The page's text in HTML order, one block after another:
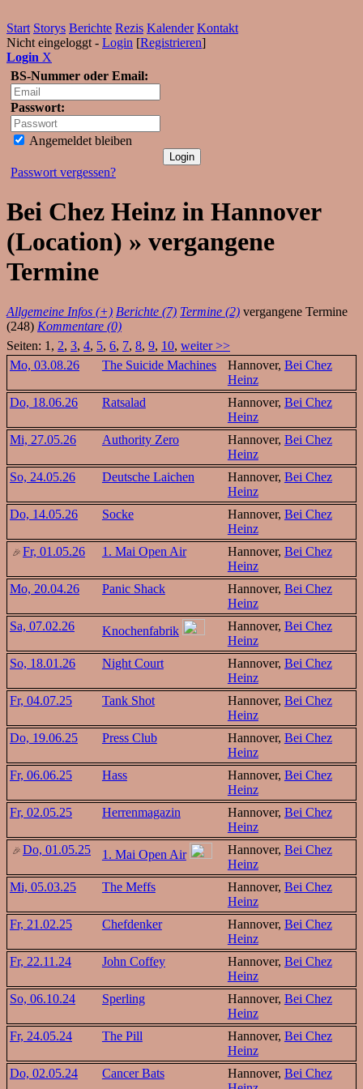
Start Storys Berichte Rezis Kalender Kontakt
Nicht eingeloggt - Login [Registrieren]
Login X
BS-Nummer oder Email:
Passwort:
Angemeldet bleiben
Passwort vergessen?
Bei Chez Heinz in Hannover
(Location) » vergangene
Termine
Allgemeine Infos (+) Berichte (7) Termine (2) vergangene Termine
(248) Kommentare (0)
Seiten: 1, 2, 3, 4, 5, 6, 7, 8, 9, 10, weiter >>
Mo, 03.08.26
The Suicide Machines Hannover, Bei Chez
Heinz
Do, 18.06.26
Ratsalad Hannover, Bei Chez
Heinz
Mi, 27.05.26
Authority Zero Hannover, Bei Chez
Heinz
So, 24.05.26
Deutsche Laichen Hannover, Bei Chez
Heinz
Do, 14.05.26
Socke Hannover, Bei Chez
Heinz
Fr, 01.05.26
1. Mai Open Air Hannover, Bei Chez
Heinz
Mo, 20.04.26
Panic Shack Hannover, Bei Chez
Heinz
Sa, 07.02.26
Knochenfabrik Hannover, Bei Chez
Heinz
So, 18.01.26
Night Court Hannover, Bei Chez
Heinz
Fr, 04.07.25
Tank Shot Hannover, Bei Chez
Heinz
Do, 19.06.25
Press Club Hannover, Bei Chez
Heinz
Fr, 06.06.25
Hass Hannover, Bei Chez
Heinz
Fr, 02.05.25
Herrenmagazin Hannover, Bei Chez
Heinz
Do, 01.05.25
1. Mai Open Air Hannover, Bei Chez
Heinz
Mi, 05.03.25
The Meffs Hannover, Bei Chez
Heinz
Fr, 21.02.25
Chefdenker Hannover, Bei Chez
Heinz
Fr, 22.11.24
John Coffey Hannover, Bei Chez
Heinz
So, 06.10.24
Sperling Hannover, Bei Chez
Heinz
Fr, 24.05.24
The Pill Hannover, Bei Chez
Heinz
Do, 02.05.24
Cancer Bats Hannover, Bei Chez